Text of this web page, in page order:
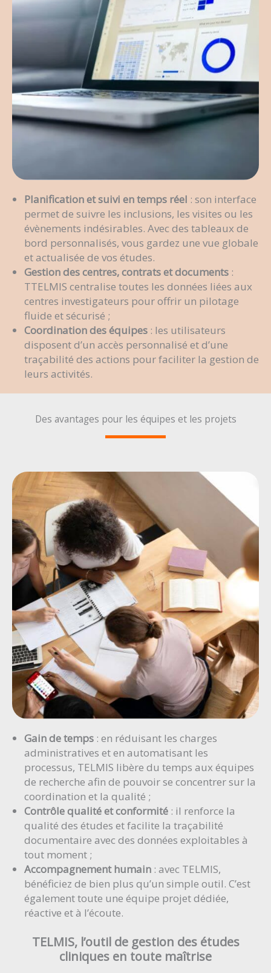
Planification et suivi en temps réel : son interface
permet de suivre les inclusions, les visites ou les
évènements indésirables. Avec des tableaux de
bord personnalisés, vous gardez une vue globale
et actualisée de vos études.
Gestion des centres, contrats et documents :
TTELMIS centralise toutes les données liées aux
centres investigateurs pour offrir un pilotage
fluide et sécurisé ;
Coordination des équipes : les utilisateurs
disposent d’un accès personnalisé et d’une
traçabilité des actions pour faciliter la gestion de
leurs activités.
Des avantages pour les équipes et les projets
Gain de temps : en réduisant les charges
administratives et en automatisant les
processus, TELMIS libère du temps aux équipes
de recherche afin de pouvoir se concentrer sur la
coordination et la qualité ;
Contrôle qualité et conformité : il renforce la
qualité des études et facilite la traçabilité
documentaire avec des données exploitables à
tout moment ;
Accompagnement humain : avec TELMIS,
bénéficiez de bien plus qu’un simple outil. C’est
également toute une équipe projet dédiée,
réactive et à l’écoute.
TELMIS, l’outil de gestion des études
cliniques en toute maîtrise